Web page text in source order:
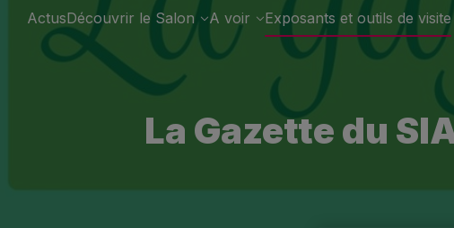
ActusDécouvrir le Salon A voir Exposants et outils de visite
La Gazette du